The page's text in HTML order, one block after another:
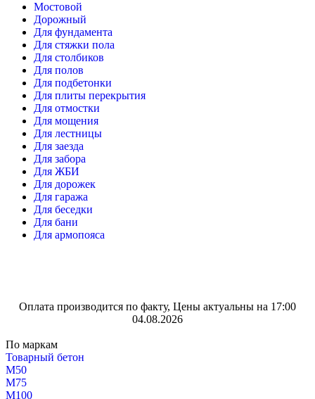
Мостовой
Дорожный
Для фундамента
Для стяжки пола
Для столбиков
Для полов
Для подбетонки
Для плиты перекрытия
Для отмостки
Для мощения
Для лестницы
Для заезда
Для забора
Для ЖБИ
Для дорожек
Для гаража
Для беседки
Для бани
Для армопояса
Оплата производится по факту, Цены актуальны на 17:00
04.08.2026
По маркам
Товарный бетон
М50
М75
М100